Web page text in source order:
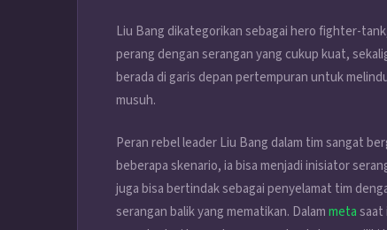
Liu Bang dikategorikan sebagai hero fighter-
perang dengan serangan yang cukup kuat,
berada di garis depan pertempuran untuk
musuh.
Peran rebel leader Liu Bang dalam tim sangat
beberapa skenario, ia bisa menjadi inisiator
juga bisa bertindak sebagai penyelamat tim
serangan balik yang mematikan. Dalammetasaat